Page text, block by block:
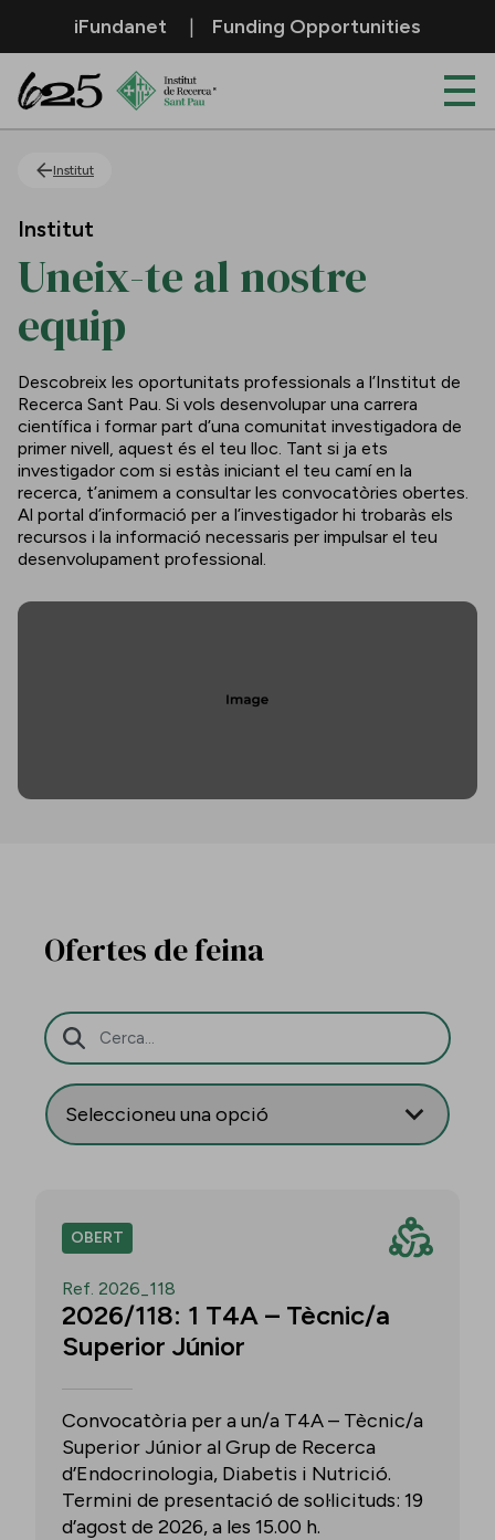
Salta al contingut principal
iFundanet Funding Opportunities
Institut
Institut
Uneix-te al nostre
equip
Descobreix les oportunitats professionals a l’Institut de
Recerca Sant Pau. Si vols desenvolupar una carrera
científica i formar part d’una comunitat investigadora de
primer nivell, aquest és el teu lloc. Tant si ja ets
investigador com si estàs iniciant el teu camí en la
recerca, t’animem a consultar les convocatòries obertes.
Al portal d’informació per a l’investigador hi trobaràs els
recursos i la informació necessaris per impulsar el teu
desenvolupament professional.
Ofertes de feina
Barra de cerca
OBERT
Ref. 2026_118
2026/118: 1 T4A – Tècnic/a
Superior Júnior
Convocatòria per a un/a T4A – Tècnic/a
Superior Júnior al Grup de Recerca
d’Endocrinologia, Diabetis i Nutrició.
Termini de presentació de sol·licituds: 19
d’agost de 2026, a les 15.00 h.